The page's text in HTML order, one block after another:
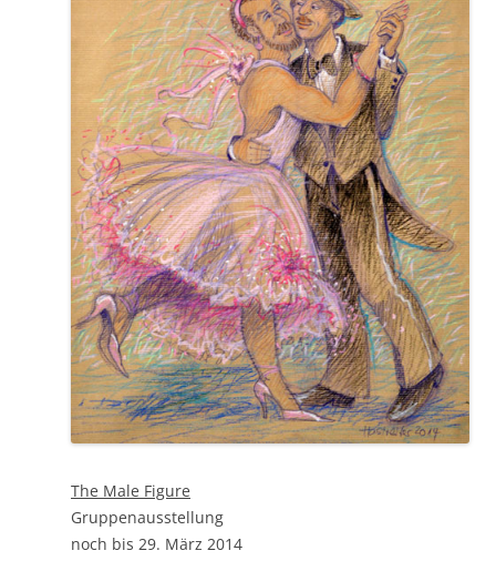
The Male Figure
Gruppenausstellung
noch bis 29. März 2014